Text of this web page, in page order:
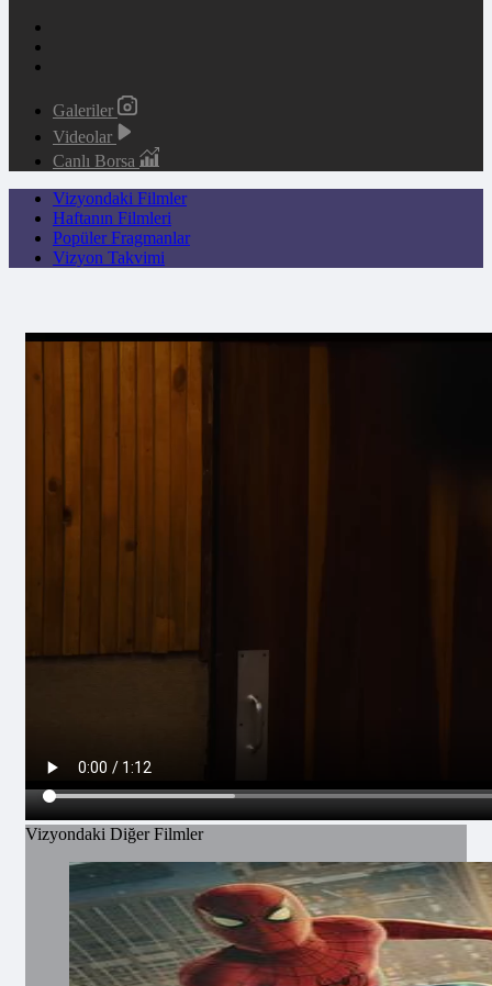
Galeriler
Videolar
Canlı Borsa
Vizyondaki Filmler
Haftanın Filmleri
Popüler Fragmanlar
Vizyon Takvimi
Vizyondaki Diğer Filmler